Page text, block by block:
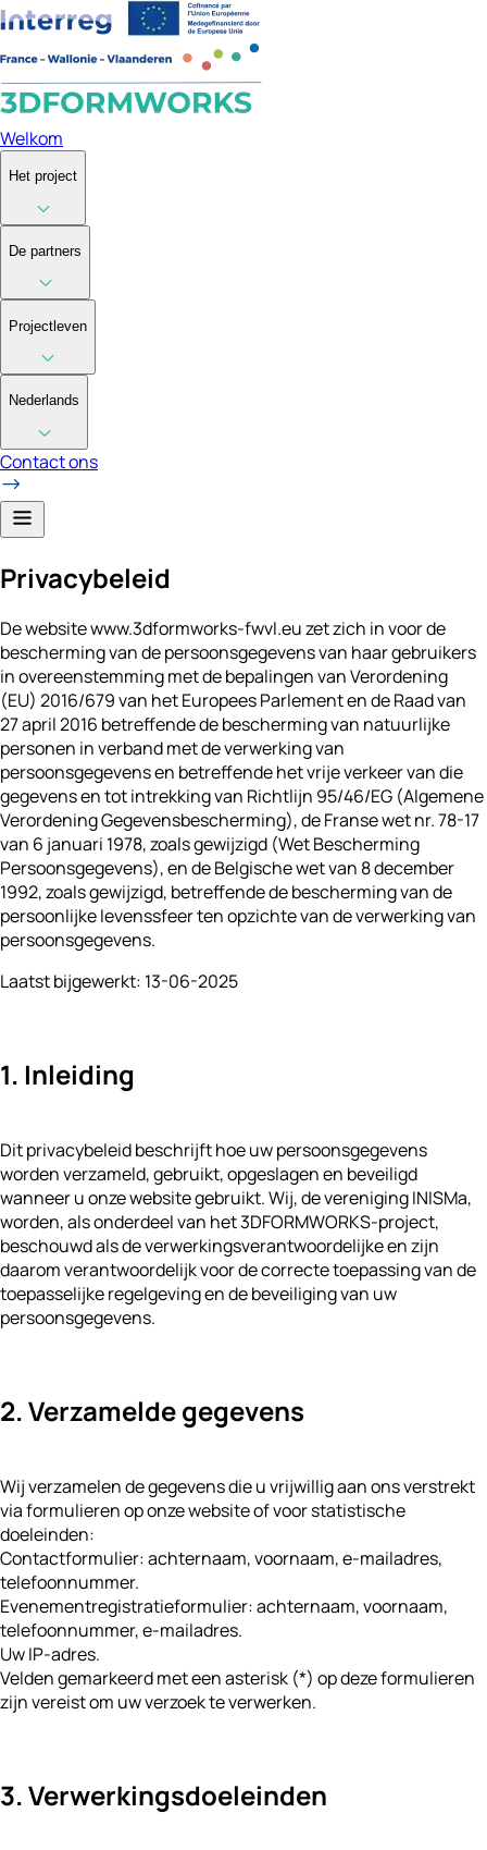
Welkom
Het project
De partners
Projectleven
Nederlands
Contact ons
Privacybeleid
De website www.3dformworks-fwvl.eu zet zich in voor de
bescherming van de persoonsgegevens van haar gebruikers
in overeenstemming met de bepalingen van Verordening
(EU) 2016/679 van het Europees Parlement en de Raad van
27 april 2016 betreffende de bescherming van natuurlijke
personen in verband met de verwerking van
persoonsgegevens en betreffende het vrije verkeer van die
gegevens en tot intrekking van Richtlijn 95/46/EG (Algemene
Verordening Gegevensbescherming), de Franse wet nr. 78-17
van 6 januari 1978, zoals gewijzigd (Wet Bescherming
Persoonsgegevens), en de Belgische wet van 8 december
1992, zoals gewijzigd, betreffende de bescherming van de
persoonlijke levenssfeer ten opzichte van de verwerking van
persoonsgegevens.
Laatst bijgewerkt: 13-06-2025
1. Inleiding
Dit privacybeleid beschrijft hoe uw persoonsgegevens
worden verzameld, gebruikt, opgeslagen en beveiligd
wanneer u onze website gebruikt. Wij, de vereniging INISMa,
worden, als onderdeel van het 3DFORMWORKS-project,
beschouwd als de verwerkingsverantwoordelijke en zijn
daarom verantwoordelijk voor de correcte toepassing van de
toepasselijke regelgeving en de beveiliging van uw
persoonsgegevens.
2. Verzamelde gegevens
Wij verzamelen de gegevens die u vrijwillig aan ons verstrekt
via formulieren op onze website of voor statistische
doeleinden:
Contactformulier: achternaam, voornaam, e-mailadres,
telefoonnummer.
Evenementregistratieformulier: achternaam, voornaam,
telefoonnummer, e-mailadres.
Uw IP-adres.
Velden gemarkeerd met een asterisk (*) op deze formulieren
zijn vereist om uw verzoek te verwerken.
3. Verwerkingsdoeleinden